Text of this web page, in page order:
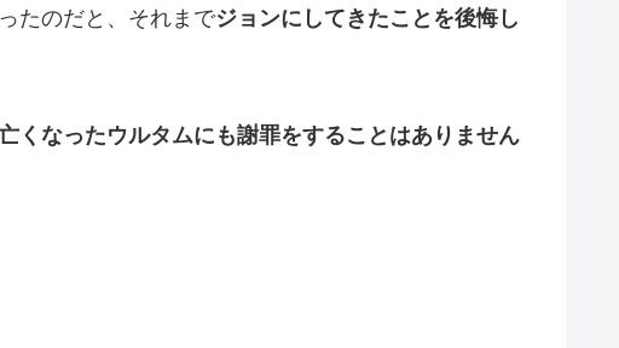
たのだと、それまでジョンにしてきたことを後悔し
くなったウルタムにも謝罪をすることはありません